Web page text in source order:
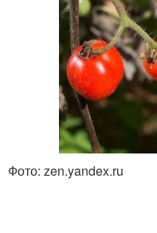
Фото: zen.yandex.ru